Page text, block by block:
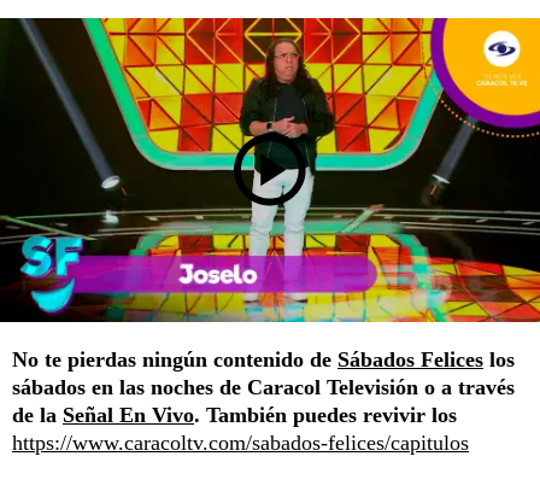
No te pierdas ningún contenido de Sábados Felices los
sábados en las noches de Caracol Televisión o a través
de la Señal En Vivo. También puedes revivir los
https://www.caracoltv.com/sabados-felices/capitulos